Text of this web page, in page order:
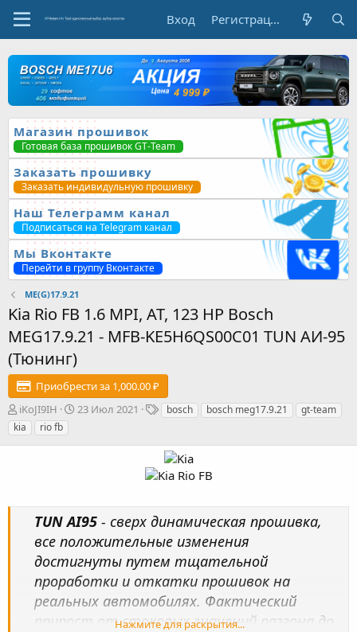
Вход Регистрация
Магазин прошивок
Готовая база прошивок GT-Team
Заказать прошивку
Заказать индивидульную прошивку
Наш Телеграмм канал
Подписаться на Telegram канал
Мы Вконтакте
Перейти в группу Вконтакте
ME(G)17.9.21
Kia Rio FB 1.6 MPI, AT, 123 HP Bosch
MEG17.9.21 - MFB-KE5H6QS00C01 TUN АИ-95
(Тюнинг)
Приобрести за 1,000.00 ₽
А
в
т
iKoJI9IH
Д
а
н
и
я
23 Июл 2021
Т
и
bosch bosch meg17.9.21
gt-team
kia
rio fb
TUN AI95 - сверх динамическая прошивка,
все положительные изменения
достигнуты путем тщательной
проработки и откатки прошивок на
реальных автомобилях. Фактический
прирост от стоковых значений разгона до
Нажмите для раскрытия...